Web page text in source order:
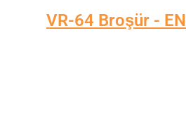
VR-64 Broşür - EN